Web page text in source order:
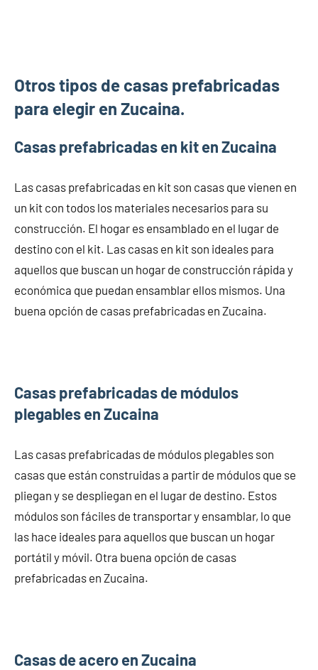
Otros tipos de casas prefabricadas
para elegir en Zucaina.
Casas prefabricadas en kit en Zucaina
Las casas prefabricadas en kit son casas que vienen en
un kit con todos los materiales necesarios para su
construcción. El hogar es ensamblado en el lugar de
destino con el kit. Las casas en kit son ideales para
aquellos que buscan un hogar de construcción rápida y
económica que puedan ensamblar ellos mismos. Una
buena opción de casas prefabricadas en Zucaina.
Casas prefabricadas de módulos
plegables en Zucaina
Las casas prefabricadas de módulos plegables son
casas que están construidas a partir de módulos que se
pliegan y se despliegan en el lugar de destino. Estos
módulos son fáciles de transportar y ensamblar, lo que
las hace ideales para aquellos que buscan un hogar
portátil y móvil. Otra buena opción de casas
prefabricadas en Zucaina.
Casas de acero en Zucaina